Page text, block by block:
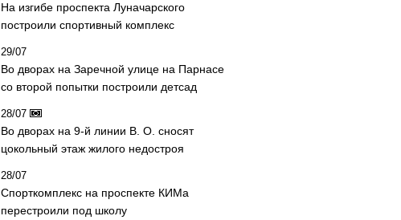
На изгибе проспекта Луначарского
построили спортивный комплекс
29/07
Во дворах на Заречной улице на Парнасе
со второй попытки построили детсад
28/07
Во дворах на 9-й линии В. О. сносят
цокольный этаж жилого недостроя
28/07
Спорткомплекс на проспекте КИМа
перестроили под школу